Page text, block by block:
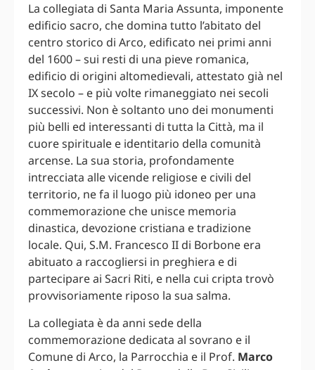
La collegiata di Santa Maria Assunta, imponente
edificio sacro, che domina tutto l’abitato del
centro storico di Arco, edificato nei primi anni
del 1600 – sui resti di una pieve romanica,
edificio di origini altomedievali, attestato già nel
IX secolo – e più volte rimaneggiato nei secoli
successivi. Non è soltanto uno dei monumenti
più belli ed interessanti di tutta la Città, ma il
cuore spirituale e identitario della comunità
arcense. La sua storia, profondamente
intrecciata alle vicende religiose e civili del
territorio, ne fa il luogo più idoneo per una
commemorazione che unisce memoria
dinastica, devozione cristiana e tradizione
locale. Qui, S.M. Francesco II di Borbone era
abituato a raccogliersi in preghiera e di
partecipare ai Sacri Riti, e nella cui cripta trovò
provvisoriamente riposo la sua salma.
La collegiata è da anni sede della
commemorazione dedicata al sovrano e il
Comune di Arco, la Parrocchia e il Prof. Marco